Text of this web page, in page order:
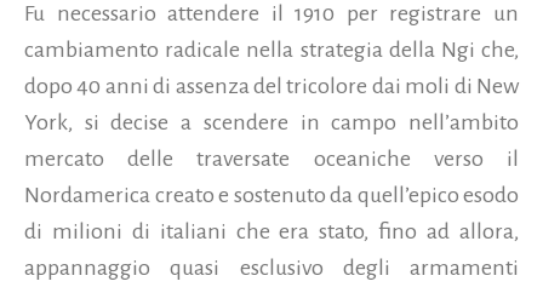
Fu necessario attendere il 1910 per registrare un
cambiamento radicale nella strategia della Ngi che,
dopo 40 anni di assenza del tricolore dai moli di New
York, si decise a scendere in campo nell’ambito
mercato delle traversate oceaniche verso il
Nordamerica creato e sostenuto da quell’epico esodo
di milioni di italiani che era stato, fino ad allora,
appannaggio quasi esclusivo degli armamenti